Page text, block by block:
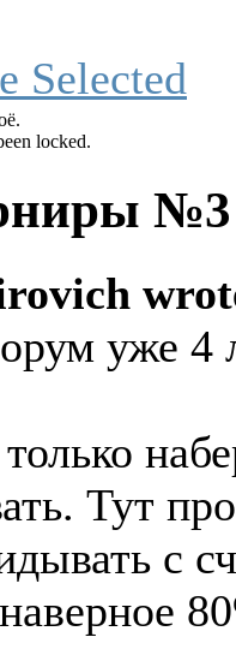
locked.
уже 4
Тут
с